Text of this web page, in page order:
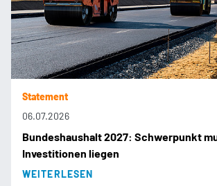
Statement
06.07.2026
Bundeshaushalt 2027: Schwerpunkt
Investitionen liegen
WEITERLESEN